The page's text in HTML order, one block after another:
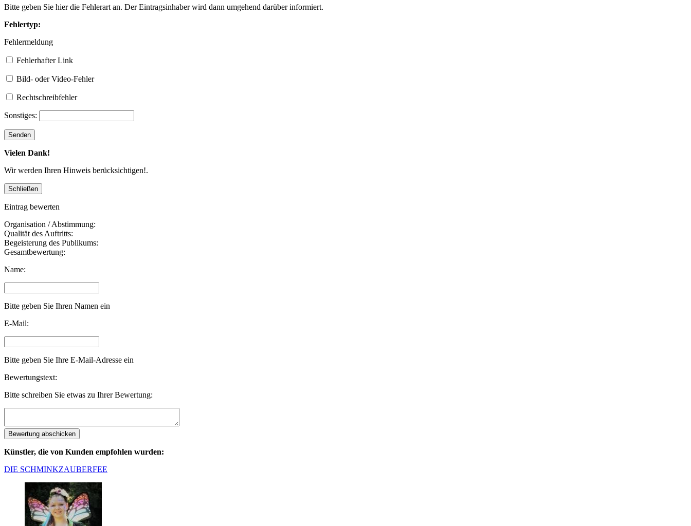
Bitte geben Sie hier die Fehlerart an. Der Eintragsinhaber wird dann umgehend darüber informiert.
Fehlertyp:
Fehlermeldung
Fehlerhafter Link
Bild- oder Video-Fehler
Rechtschreibfehler
Sonstiges:
Vielen Dank!
Wir werden Ihren Hinweis berücksichtigen!.
Eintrag bewerten
Organisation / Abstimmung:
Qualität des Auftritts:
Begeisterung des Publikums:
Gesamtbewertung:
Name:
Bitte geben Sie Ihren Namen ein
E-Mail:
Bitte geben Sie Ihre E-Mail-Adresse ein
Bewertungstext:
Bitte schreiben Sie etwas zu Ihrer Bewertung:
Künstler, die von Kunden empfohlen wurden:
DIE SCHMINKZAUBERFEE